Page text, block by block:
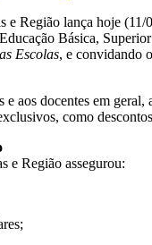
Região lança hoje (11/
Básica,
Escolas, e convidando
e aos docentes em
como
e Região assegurou: